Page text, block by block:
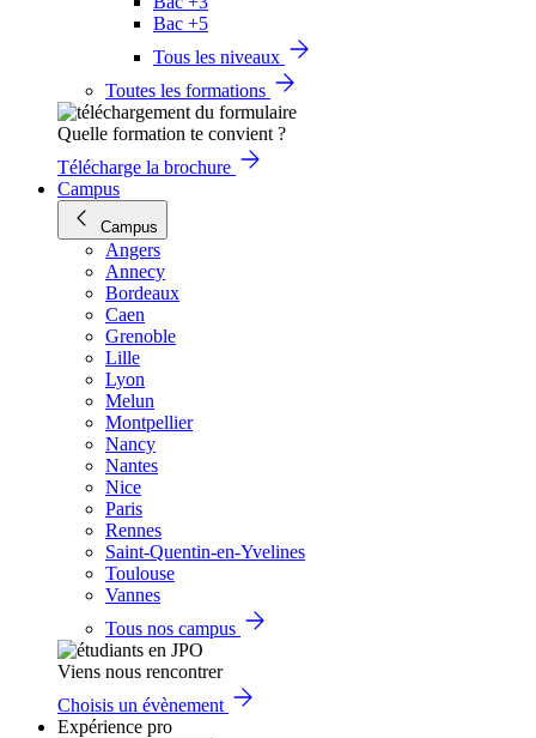
Bac +5
Tous les niveaux
Toutes les formations
Quelle formation te convient ?
Télécharge la brochure
Campus
Campus
Angers
Annecy
Bordeaux
Caen
Grenoble
Lille
Lyon
Melun
Montpellier
Nancy
Nantes
Nice
Paris
Rennes
Saint-Quentin-en-Yvelines
Toulouse
Vannes
Tous nos campus
Viens nous rencontrer
Choisis un évènement
Expérience pro